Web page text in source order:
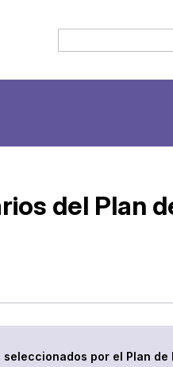
del Plan
por el Plan de